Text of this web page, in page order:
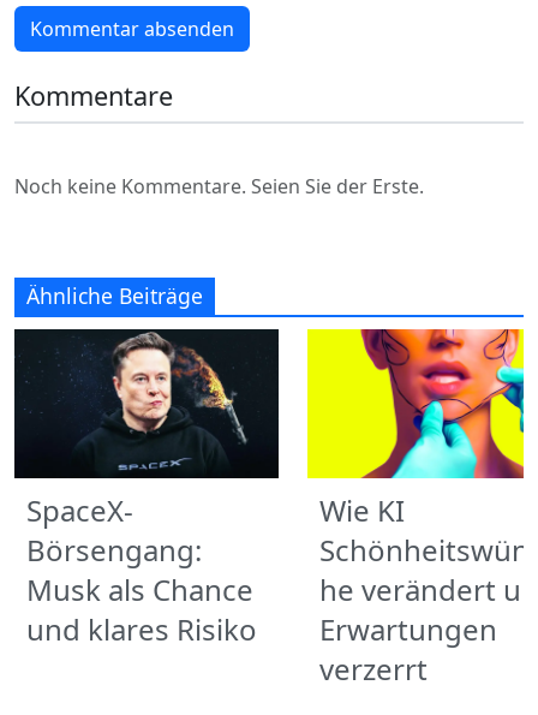
Kommentar absenden
Kommentare
Noch keine Kommentare. Seien Sie der Erste.
Ähnliche Beiträge
SpaceX-
Börsengang:
Musk als Chance
und klares Risiko
Wie KI
he verändert
Erwartungen
verzerrt